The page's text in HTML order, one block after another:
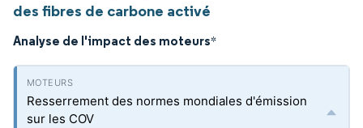
des fibres de carbone activé
Analyse de l'impact des moteurs*
Resserrement des normes mondiales d'émission
sur les COV